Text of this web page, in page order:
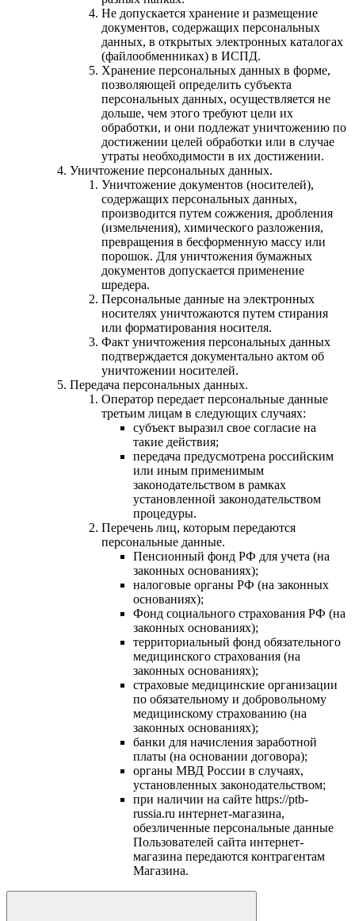
Не допускается хранение и размещение
документов, содержащих персональных
данных, в открытых электронных каталогах
(файлообменниках) в ИСПД.
Хранение персональных данных в форме,
позволяющей определить субъекта
персональных данных, осуществляется не
дольше, чем этого требуют цели их
обработки, и они подлежат уничтожению по
достижении целей обработки или в случае
утраты необходимости в их достижении.
Уничтожение персональных данных.
Уничтожение документов (носителей),
содержащих персональных данных,
производится путем сожжения, дробления
(измельчения), химического разложения,
превращения в бесформенную массу или
порошок. Для уничтожения бумажных
документов допускается применение
шредера.
Персональные данные на электронных
носителях уничтожаются путем стирания
или форматирования носителя.
Факт уничтожения персональных данных
подтверждается документально актом об
уничтожении носителей.
Передача персональных данных.
Оператор передает персональные данные
третьим лицам в следующих случаях:
субъект выразил свое согласие на
такие действия;
передача предусмотрена российским
или иным применимым
законодательством в рамках
установленной законодательством
процедуры.
Перечень лиц, которым передаются
персональные данные.
Пенсионный фонд РФ для учета (на
законных основаниях);
налоговые органы РФ (на законных
основаниях);
Фонд социального страхования РФ (на
законных основаниях);
территориальный фонд обязательного
медицинского страхования (на
законных основаниях);
страховые медицинские организации
по обязательному и добровольному
медицинскому страхованию (на
законных основаниях);
банки для начисления заработной
платы (на основании договора);
органы МВД России в случаях,
установленных законодательством;
при наличии на сайте https://ptb-
russia.ru интернет-магазина,
обезличенные персональные данные
Пользователей сайта интернет-
магазина передаются контрагентам
Магазина.